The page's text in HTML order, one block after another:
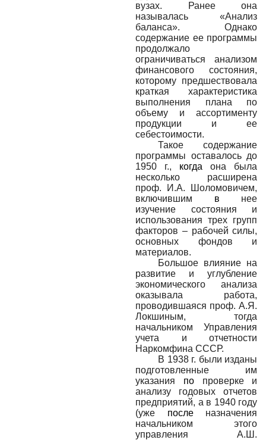
вузах. Ранее она
называлась «Анализ
баланса». Однако
содержание ее программы
продолжало
ограничиваться анализом
финансового состояния,
которому предшествовала
краткая характеристика
выполнения плана по
объему и ассортименту
продукции и ее
себестоимости.
Такое содержание
программы оставалось до
1950 г., когдаона была
несколько расширена
проф. И.А. Шоломовичем,
включившим в нее
изучение состояния и
использования трех групп
факторов – рабочей силы,
основных фондов и
материалов.
Большое влияние на
развитие и углубление
экономического анализа
оказывала работа,
проводившаяся проф. А.Я.
Локшиным, тогда
начальником Управления
учета и отчетности
Наркомфина СССР.
В 1938 г. были изданы
подготовленные им
указания по проверке и
анализу годовых отчетов
предприятий, а в 1940 году
(уже после назначения
начальником этого
управления А.Ш.